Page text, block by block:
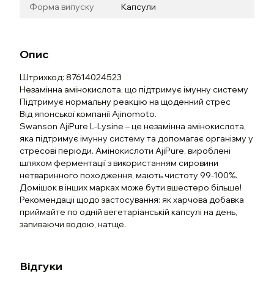
Форма випуску Капсули
Опис
Штрихкод: 87614024523
Незамінна амінокислота, що підтримує імунну систему
Підтримує нормальну реакцію на щоденний стрес
Від японської компанії Ajinomoto.
Swanson AjiPure L-Lysine – це незамінна амінокислота,
яка підтримує імунну систему та допомагає організму у
стресові періоди. Амінокислоти AjiPure, вироблені
шляхом ферментації з використанням сировини
нетваринного походження, мають чистоту 99-100%.
Домішок в інших марках може бути вшестеро більше!
Рекомендації щодо застосування: як харчова добавка
приймайте по одній вегетаріанській капсулі на день,
запиваючи водою, натще.
Відгуки